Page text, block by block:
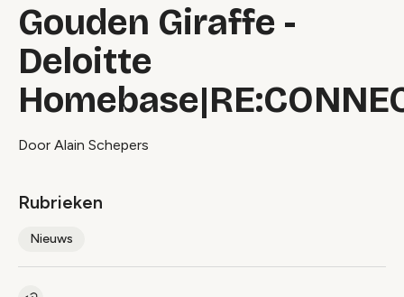
Gouden Giraffe -
Deloitte
Door Alain Schepers
Rubrieken
Nieuws